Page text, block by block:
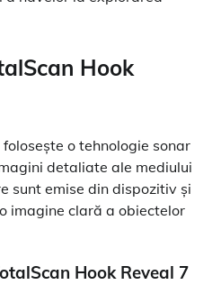
Hook
o tehnologie sonar
detaliate ale mediului
sunt emise din dispozitiv și
imagine clară a obiectelor
Hook Reveal 7